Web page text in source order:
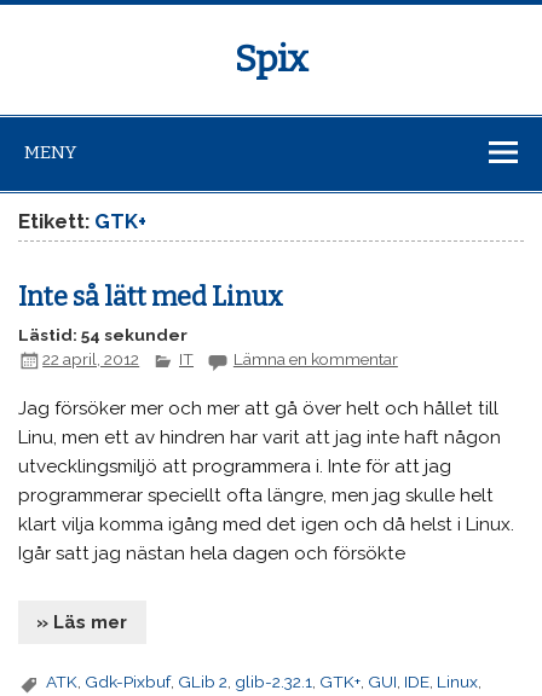
Spix
MENY
Etikett: GTK+
Inte så lätt med Linux
Lästid: 54 sekunder
22 april, 2012
IT Lämna en kommentar
Jag försöker mer och mer att gå över helt och hållet till
Linu, men ett av hindren har varit att jag inte haft någon
utvecklingsmiljö att programmera i. Inte för att jag
programmerar speciellt ofta längre, men jag skulle helt
klart vilja komma igång med det igen och då helst i Linux.
Igår satt jag nästan hela dagen och försökte
» Läs mer
ATK Gdk-Pixbuf, GLib 2 glib-2.32.1 GTK+ GUI IDE Linux